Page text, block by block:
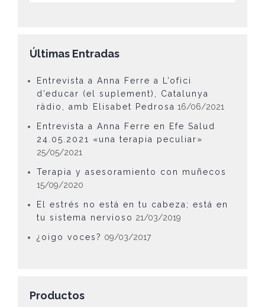
Últimas Entradas
Entrevista a Anna Ferre a L’ofici
d’educar (el suplement), Catalunya
ràdio, amb Elisabet Pedrosa 16/06/2021
Entrevista a Anna Ferre en Efe Salud
24.05.2021 «una terapia peculiar»
25/05/2021
Terapia y asesoramiento con muñecos
15/09/2020
El estrés no está en tu cabeza; está en
tu sistema nervioso 21/03/2019
¿oigo voces? 09/03/2017
Productos